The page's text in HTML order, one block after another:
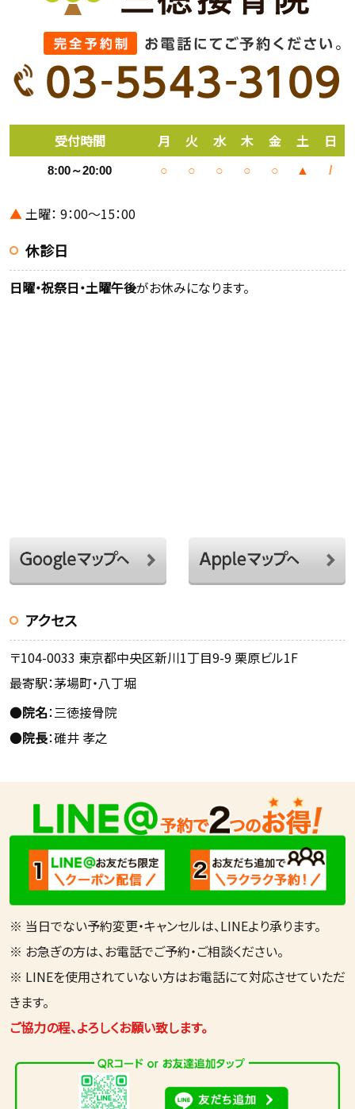
受付時間 月 火 水 木 金 土 日
8:00～20:00 ○ ○ ○ ○ ○ ▲ /
▲ 土曜： 9：00～15：00
休診日
日曜・祝祭日・土曜午後がお休みになります。
アクセス
〒104-0033 東京都中央区新川1丁目9-9 栗原ビル1F
最寄駅：茅場町・八丁堀
●院名：三徳接骨院
●院長：碓井 孝之
※ 当日でない予約変更・キャンセルは、LINEより承ります。
※ お急ぎの方は、お電話でご予約・ご相談ください。
※ LINEを使用されていない方はお電話にて対応させていただ
きます。
ご協力の程、よろしくお願い致します。